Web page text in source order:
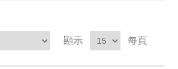
顯示 每頁